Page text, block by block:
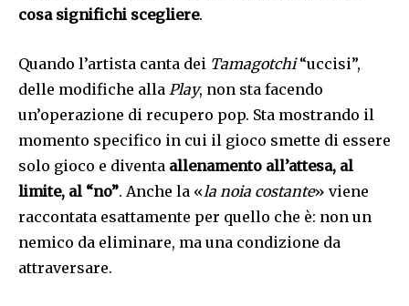
cosa significhi scegliere.
Quando l’artista canta dei Tamagotchi“uccisi”,
delle modifiche alla Play, non sta facendo
un’operazione di recupero pop. Sta mostrando il
momento specifico in cui il gioco smette di essere
solo gioco e diventa allenamento all’attesa, al
limite, al “no”. Anche la «la noia costante» viene
raccontata esattamente per quello che è: non un
nemico da eliminare, ma una condizione da
attraversare.